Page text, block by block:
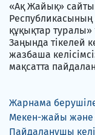
«Ақ Жайық»
Республикасының
құқықтар
Заңында тікелей
жазбаша
мақсатта
Жарнама
Мекен-жайы
Пайдаланушы